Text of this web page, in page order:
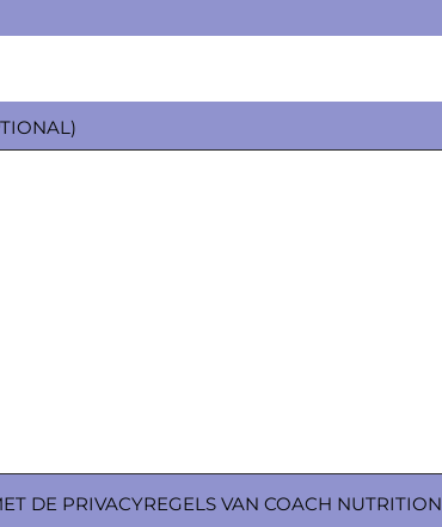
DE PRIVACYREGELS VAN COACH NUTRITION